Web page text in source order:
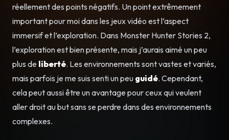
réellement des points négatifs. Un point extrêmement
important pour moi dans les jeux vidéo est l’aspect
immersif et l’exploration. Dans Monster Hunter Stories 2,
l’exploration est bien présente, mais j’aurais aimé un peu
plus de liberté. Les environnements sont vastes et variés,
mais parfois je me suis senti un peu guidé. Cependant,
cela peut aussi être un avantage pour ceux qui veulent
aller droit au but sans se perdre dans des environnements
complexes.